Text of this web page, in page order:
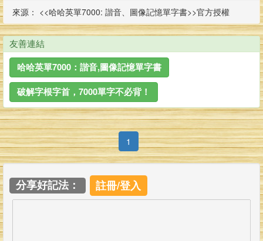
來源： <<哈哈英單7000: 諧音、圖像記憶單字書>>官方授權
友善連結
哈哈英單7000：諧音,圖像記憶單字書
破解字根字首，7000單字不必背！
1 (current)
分享好記法： 註冊/登入